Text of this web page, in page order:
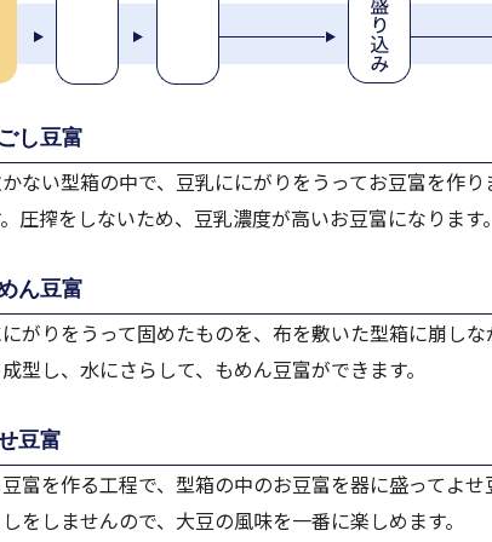
し豆富
ない型箱の中で、豆乳ににがりをうってお豆富を作
圧搾をしないため、豆乳濃度が高いお豆富になります。
ん豆富
がりをうって固めたものを、布を敷いた型箱に崩し
型し、水にさらして、もめん豆富ができます。
豆富
富を作る工程で、型箱の中のお豆富を器に盛ってよせ
をしませんので、大豆の風味を一番に楽しめます。